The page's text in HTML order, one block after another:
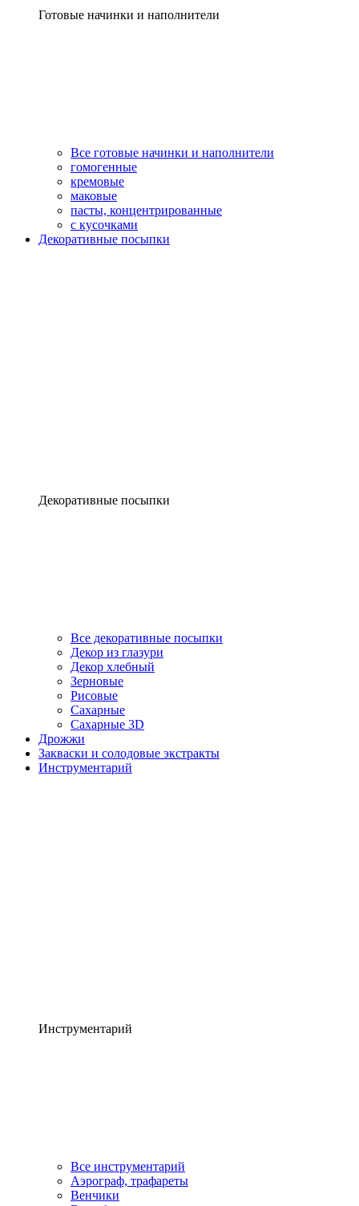
Готовые начинки и наполнители
Все готовые начинки и наполнители
гомогенные
кремовые
маковые
пасты, концентрированные
с кусочками
Декоративные посыпки
Декоративные посыпки
Все декоративные посыпки
Декор из глазури
Декор хлебный
Зерновые
Рисовые
Сахарные
Сахарные 3D
Дрожжи
Закваски и солодовые экстракты
Инструментарий
Инструментарий
Все инструментарий
Аэрограф, трафареты
Венчики